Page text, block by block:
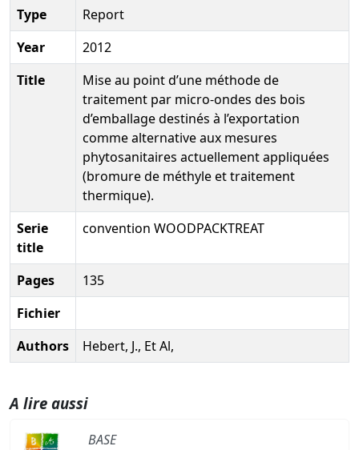
Type
Report
Year
2012
Title
Mise au point d’une méthode de
traitement par micro-ondes des bois
d’emballage destinés à l’exportation
comme alternative aux mesures
phytosanitaires actuellement appliquées
(bromure de méthyle et traitement
thermique).
Serie
title
convention WOODPACKTREAT
Pages
135
Fichier
Authors
Hebert, J., Et Al,
A lire aussi
BASE